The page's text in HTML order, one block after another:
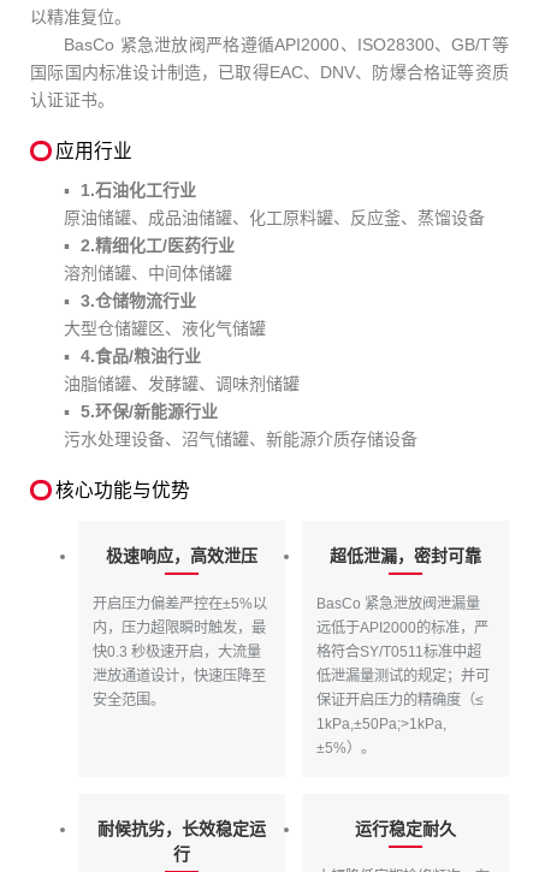
以精准复位。
BasCo 紧急泄放阀严格遵循API2000、ISO28300、GB/T等
国际国内标准设计制造，已取得EAC、DNV、防爆合格证等资质
认证证书。
应用行业
1.石油化工行业
原油储罐、成品油储罐、化工原料罐、反应釜、蒸馏设备
2.精细化工/医药行业
溶剂储罐、中间体储罐
3.仓储物流行业
大型仓储罐区、液化气储罐
4.食品/粮油行业
油脂储罐、发酵罐、调味剂储罐
5.环保/新能源行业
污水处理设备、沼气储罐、新能源介质存储设备
核心功能与优势
极速响应，高效泄压
开启压力偏差严控在±5%以
内，压力超限瞬时触发，最
快0.3 秒极速开启，大流量
泄放通道设计，快速压降至
安全范围。
超低泄漏，密封可靠
BasCo 紧急泄放阀泄漏量
远低于API2000的标准，严
格符合SY/T0511标准中超
低泄漏量测试的规定；并可
保证开启压力的精确度（≤
1kPa,±50Pa;>1kPa,
±5%）。
耐候抗劣，长效稳定运
行
运行稳定耐久